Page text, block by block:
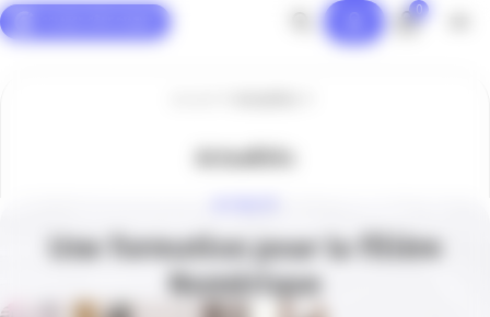
0
Actualités
Une formation pour la filière
Numérique
Panneau de gestion des cookies